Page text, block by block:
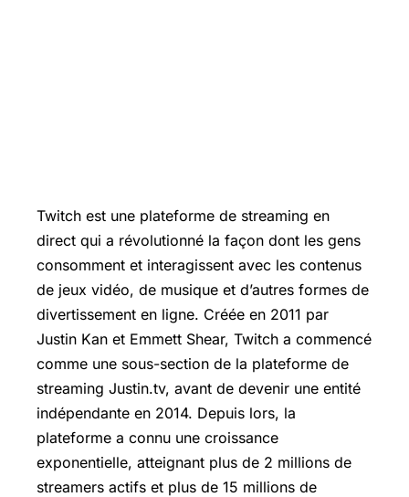
Twitch est une plateforme de streaming en
direct qui a révolutionné la façon dont les gens
consomment et interagissent avec les contenus
de jeux vidéo, de musique et d’autres formes de
divertissement en ligne. Créée en 2011 par
Justin Kan et Emmett Shear, Twitch a commencé
comme une sous-section de la plateforme de
streaming Justin.tv, avant de devenir une entité
indépendante en 2014. Depuis lors, la
plateforme a connu une croissance
exponentielle, atteignant plus de 2 millions de
streamers actifs et plus de 15 millions de